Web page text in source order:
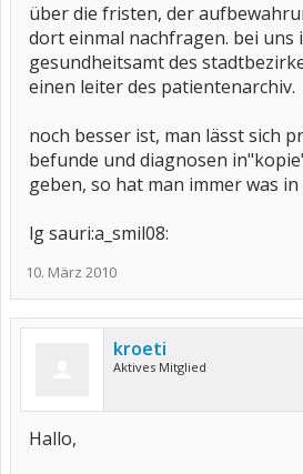
über die fristen, der
dort einmal nachfragen. bei uns
gesundheitsamt des
einen leiter des patientenarchiv.
noch besser ist, man lässt sich
befunde und diagnosen
geben, so hat man immer was in
lg sauri:a_smil08:
10. März 2010
kroeti
Aktives Mitglied
Hallo,